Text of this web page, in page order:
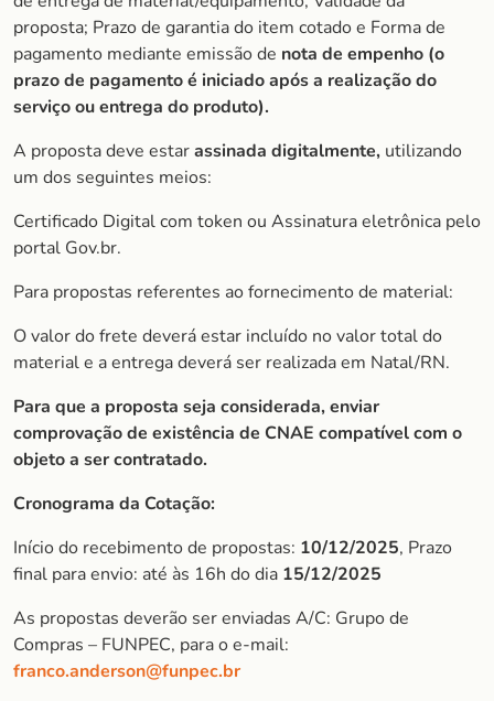
proposta; Prazo de garantia do item cotado e Forma de
pagamento mediante emissão de nota de empenho (o
prazo de pagamento é iniciado após a realização do
serviço ou entrega do produto).
A proposta deve estarassinada digitalmente, utilizando
um dos seguintes meios:
Certificado Digital com token ou Assinatura eletrônica pelo
portal Gov.br.
Para propostas referentes ao fornecimento de material:
O valor do frete deverá estar incluído no valor total do
material e a entrega deverá ser realizada em Natal/RN.
Para que a proposta seja considerada, enviar
comprovação de existência de CNAE compatível com o
objeto a ser contratado.
Cronograma da Cotação:
Início do recebimento de propostas: 10/12/2025, Prazo
final para envio: até às 16h do dia 15/12/2025
As propostas deverão ser enviadas A/C: Grupo de
Compras – FUNPEC, para o e-mail:
franco.anderson@funpec.br